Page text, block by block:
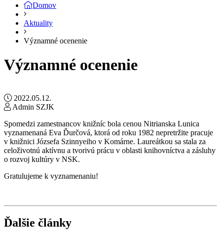
Domov
Aktuality
Významné ocenenie
Významné ocenenie
2022.05.12.
Admin SZJK
Spomedzi zamestnancov knižníc bola cenou Nitrianska Lunica
vyznamenaná Eva Ďurčová, ktorá od roku 1982 nepretržite pracuje
v knižnici Józsefa Szinnyeiho v Komárne. Laureátkou sa stala za
celoživotnú aktívnu a tvorivú prácu v oblasti knihovníctva a zásluhy
o rozvoj kultúry v NSK.
Gratulujeme k vyznamenaniu!
Ďalšie články